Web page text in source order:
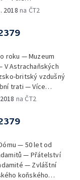
křeslo v
kreslí na psacím
bude plovoucí hotel
světa v lovu pod
zpívají The
2018 na ČT2
roku — Muzeum
Astrachaňských
britský vzdušný
trati — Více
— Sklad z umělé
jsou už na cestě do
za hodinu —
— Nobelovy
Pracovní den
na ČT2
— 50 let od
— Přátelství
— Zvláštní
koňského